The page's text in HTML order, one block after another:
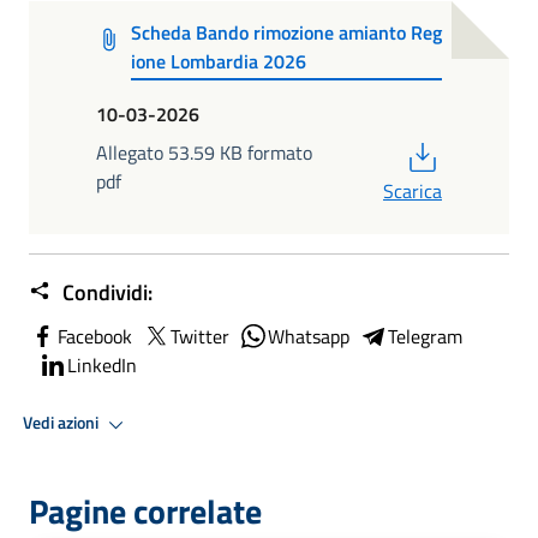
Scheda Bando rimozione amianto Reg
ione Lombardia 2026
10-03-2026
Allegato 53.59 KB formato
pdf
Scarica
Condividi:
Facebook Twitter Whatsapp
Telegram
LinkedIn
Vedi azioni
Pagine correlate